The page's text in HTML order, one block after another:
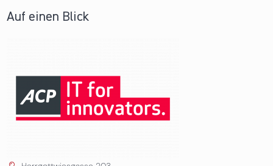
Auf einen Blick